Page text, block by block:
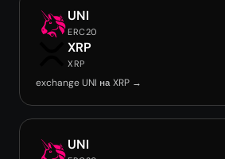
UNI
ERC20
XRP
XRP
exchange UNI на XRP →
UNI